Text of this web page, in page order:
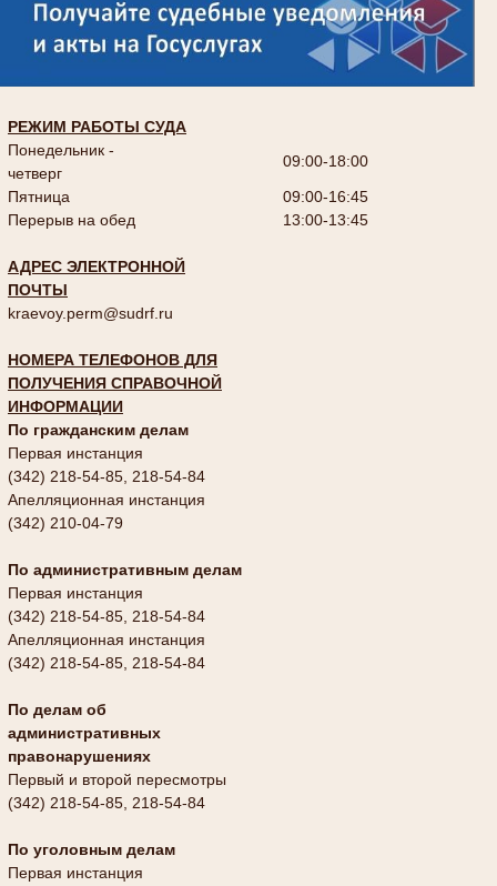
РЕЖИМ РАБОТЫ СУДА
Понедельник -
четверг
09:00-18:00
Пятница
09:00-16:45
Перерыв на обед
13:00-13:45
АДРЕС ЭЛЕКТРОННОЙ
ПОЧТЫ
kraevoy.perm@sudrf.ru
НОМЕРА ТЕЛЕФОНОВ ДЛЯ
ПОЛУЧЕНИЯ СПРАВОЧНОЙ
ИНФОРМАЦИИ
По гражданским делам
Первая инстанция
(342) 218-54-85, 218-54-84
Апелляционная инстанция
(342) 210-04-79
По административным делам
Первая инстанция
(342) 218-54-85, 218-54-84
Апелляционная инстанция
(342) 218-54-85, 218-54-84
По делам об
административных
правонарушениях
Первый и второй пересмотры
(342) 218-54-85, 218-54-84
По уголовным делам
Первая инстанция